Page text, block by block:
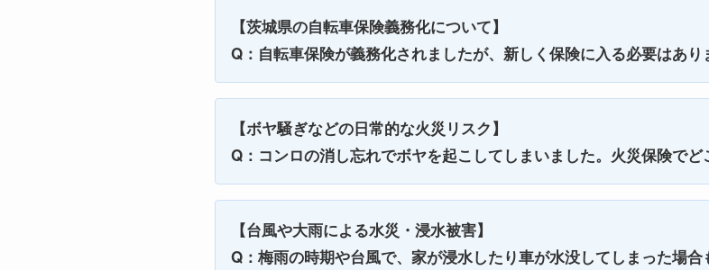
【茨城県の自転車保険義務化について】
Q：自転車保険が義務化されましたが、新しく保険に入る必要はあり
【ボヤ騒ぎなどの日常的な火災リスク】
Q：コンロの消し忘れでボヤを起こしてしまいました。火災保険でど
【台風や大雨による水災・浸水被害】
Q：梅雨の時期や台風で、家が浸水したり車が水没してしまった場合